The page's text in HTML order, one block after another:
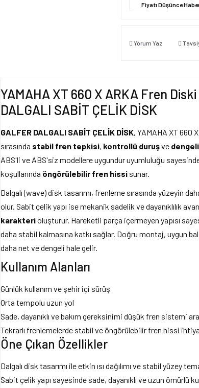
Fiyatı Düşünce
Yorum Yaz
YAMAHA XT 660 X ARKA Fren
DALGALI SABİT ÇELİK DİSK
GALFER DALGALI SABİT ÇELİK DİSK, YAMAHA XT 660
sırasında stabil fren tepkisi, kontrollü duruşve dengeli
ABS'li ve ABS'siz modellere uygundur uyumluluğu
koşullarında öngörülebilir fren hissi sunar.
Dalgalı (wave) disk tasarımı, frenleme sırasında yüzeyin
olur. Sabit çelik yapı ise mekanik sadelik ve dayanıklılık
karakterioluşturur. Hareketli parça içermeyen yapısı
daha stabil kalmasına katkı sağlar. Doğru montaj, uygun
daha net ve dengeli hale gelir.
Kullanım Alanları
Günlük kullanım ve şehir içi sürüş
Orta tempolu uzun yol
Sade, dayanıklı ve bakım gereksinimi düşük fren sistemi
Tekrarlı frenlemelerde stabil ve öngörülebilir fren hissi
Öne Çıkan Özellikler
Dalgalı disk tasarımı ile etkin ısı dağılımı ve stabil yüzey
Sabit çelik yapı sayesinde sade, dayanıklı ve uzun ömürlü